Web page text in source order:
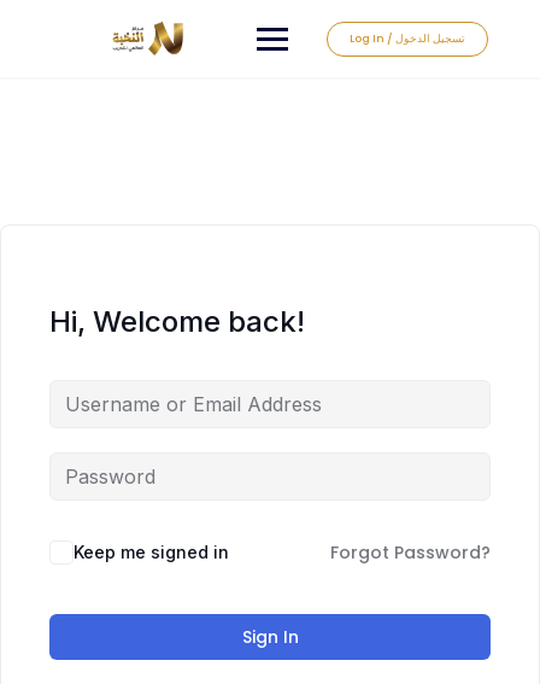
Log In / تسجيل الدخول
Hi, Welcome back!
Keep me signed in Forgot Password?
Sign In